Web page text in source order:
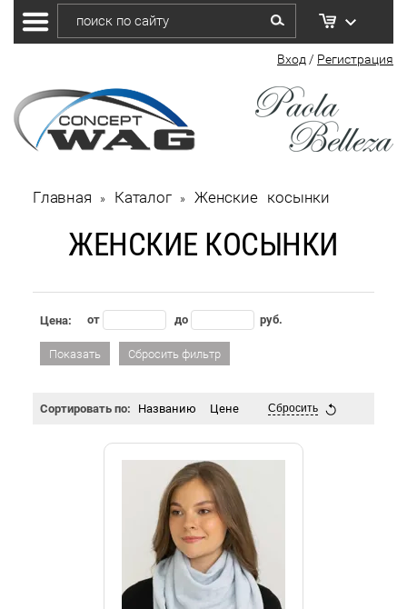
Вход / Регистрация
Главная » Каталог » Женские косынки
ЖЕНСКИЕ КОСЫНКИ
Цена: от до руб.
Показать Сбросить фильтр
Сортировать по: Названию Цене Сбросить